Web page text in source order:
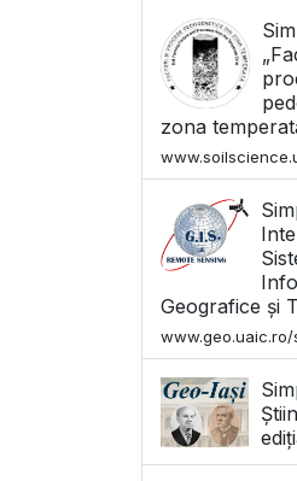
zona
Geografice și
www.geo.uaic.ro/